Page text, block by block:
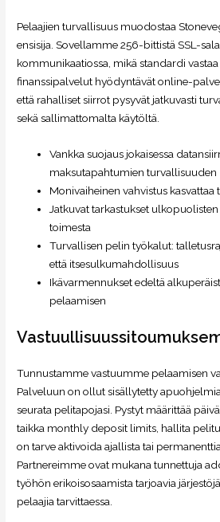
Pelaajien turvallisuus muodostaa
ensisija. Sovellamme 256-bittistä SSL-
kommunikaatiossa, mikä standardi
finanssipalvelut hyödyntävät online-
että rahalliset siirrot pysyvät jatkuvasti
sekä sallimattomalta käytöltä.
Vankka suojaus jokaisessa
maksutapahtumien turvallisuuden
Monivaiheinen vahvistus
Jatkuvat tarkastukset
toimesta
Turvallisen pelin työkalut:
että itsesulkumahdollisuus
Ikävarmennukset edeltä
pelaamisen
Tunnustamme vastuumme pelaamisen
Palveluun on ollut sisällytetty
seurata pelitapojasi. Pystyt määrittää
taikka monthly deposit limits, hallita
on tarve aktivoida ajallista tai
Partnereimme ovat mukana tunnettuja
työhön erikoisosaamista tarjoavia
pelaajia tarvittaessa.